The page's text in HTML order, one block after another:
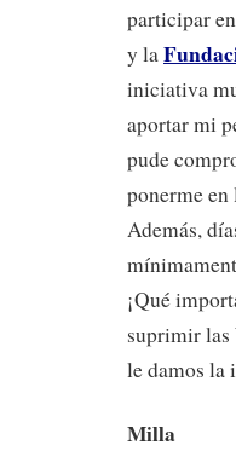
participar
y la
iniciativa
aportar mi
pude
ponerme
Además,
¡Qué
suprimir las
le damos la
Milla